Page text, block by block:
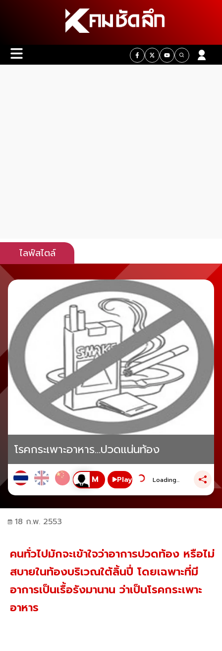
ไลฟ์สไตล์
โรคกระเพาะอาหาร...ปวดแน่นท้อง
Play Loading...
18 ก.พ. 2553
คนทั่วไปมักจะเข้าใจว่าอาการปวดท้อง หรือไม่
สบายในท้องบริเวณใต้ลิ้นปี่ โดยเฉพาะที่มี
อาการเป็นเรื้อรังมานาน ว่าเป็นโรคกระเพาะ
อาหาร